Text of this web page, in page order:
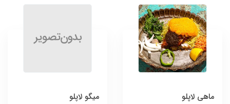
ماهی لاپلو میگو لاپلو